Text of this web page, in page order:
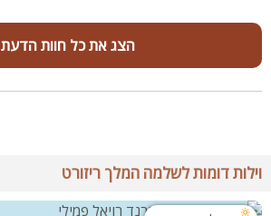
הצג את כל חוות הדעת
וילות דומות לשלמה המלך ריזורט